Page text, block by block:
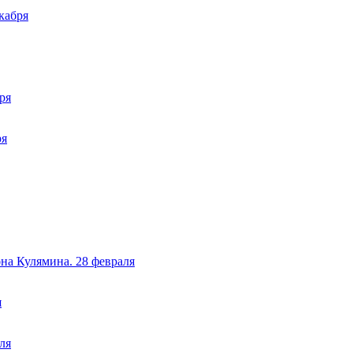
Кулямина. 28 февраля